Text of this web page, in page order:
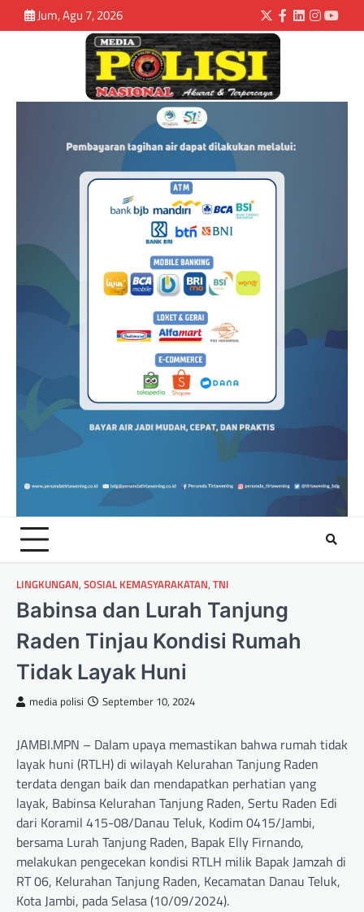
Jum, Agu 7, 2026
LINGKUNGAN, SOSIAL KEMASYARAKATAN, TNI
Babinsa dan Lurah Tanjung
Raden Tinjau Kondisi Rumah
Tidak Layak Huni
media polisi September 10, 2024
JAMBI.MPN – Dalam upaya memastikan bahwa rumah tidak
layak huni (RTLH) di wilayah Kelurahan Tanjung Raden
terdata dengan baik dan mendapatkan perhatian yang
layak, Babinsa Kelurahan Tanjung Raden, Sertu Raden Edi
dari Koramil 415-08/Danau Teluk, Kodim 0415/Jambi,
bersama Lurah Tanjung Raden, Bapak Elly Firnando,
melakukan pengecekan kondisi RTLH milik Bapak Jamzah di
RT 06, Kelurahan Tanjung Raden, Kecamatan Danau Teluk,
Kota Jambi, pada Selasa (10/09/2024).